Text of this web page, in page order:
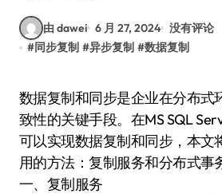
由 dawei 6 月 27, 2024 没有评论
#同步复制 #异步复制 #数据复制
数据复制和同步是企业在分布式环境中确保数据一
致性的关键手段。在MS SQL
可以实现数据复制和同步，本文
用的方法：复制服务和分布式事
一、复制服务